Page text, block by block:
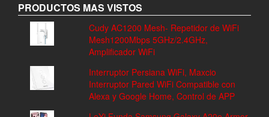
PRODUCTOS MAS VISTOS
Cudy AC1200 Mesh- Repetidor de WiFi
Mesh1200Mbps 5GHz/2.4GHz,
Amplificador WiFi
Interruptor Persiana WiFi, Maxcio
Interruptor Pared WiFi Compatible con
Alexa y Google Home, Control de APP